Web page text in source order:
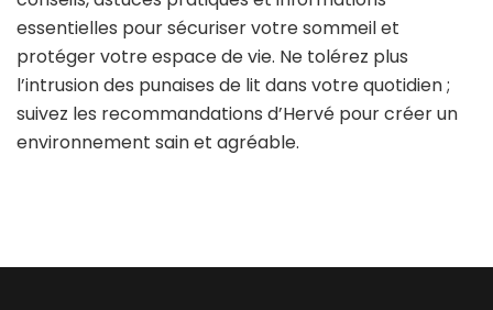
essentielles pour sécuriser votre sommeil et
protéger votre espace de vie. Ne tolérez plus
l’intrusion des punaises de lit dans votre quotidien ;
suivez les recommandations d’Hervé pour créer un
environnement sain et agréable.